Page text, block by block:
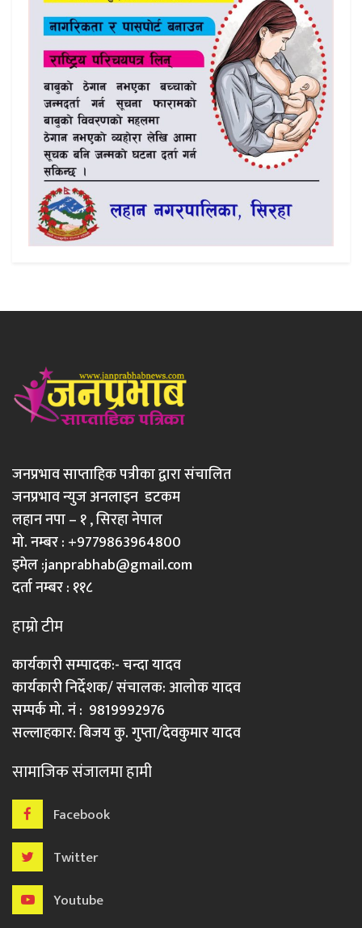
जनप्रभाव साप्ताहिक पत्रीका द्वारा संचालित
जनप्रभाव न्युज अनलाइन डटकम
लहान नपा – १ , सिरहा नेपाल
मो. नम्बर : +9779863964800
इमेल :janprabhab@gmail.com
दर्ता नम्बर : ११८
हाम्रो टीम
कार्यकारी सम्पादक:- चन्दा यादव
कार्यकारी निर्देशक/ संचालक: आलोक यादव
सम्पर्क मो. नं : 9819992976
सल्लाहकार: बिजय कु. गुप्ता/देवकुमार यादव
सामाजिक संजालमा हामी
Facebook
Twitter
Youtube